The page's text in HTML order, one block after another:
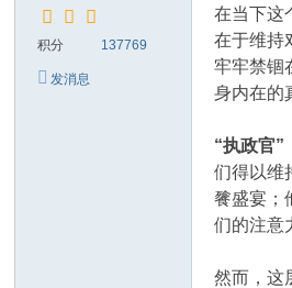
积分 137769
发消息
在当下
在于维持
牢牢禁锢
身内在的
“执政官
们得以维
餮盛宴；
们的注意
然而，这